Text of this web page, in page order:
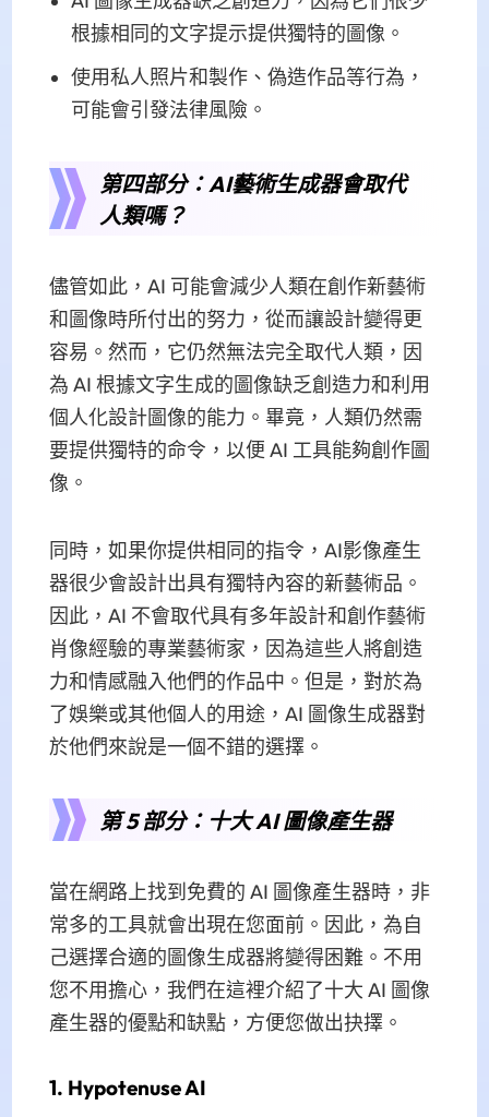
根據相同的文字提示提供獨特的圖像。
使用私人照片和製作、偽造作品等行為，
可能會引發法律風險。
第四部分：AI藝術生成器會取代
人類嗎？
儘管如此，AI 可能會減少人類在創作新藝術
和圖像時所付出的努力，從而讓設計變得更
容易。然而，它仍然無法完全取代人類，因
為 AI 根據文字生成的圖像缺乏創造力和利用
個人化設計圖像的能力。畢竟，人類仍然需
要提供獨特的命令，以便 AI 工具能夠創作圖
像。
同時，如果你提供相同的指令，AI影像產生
器很少會設計出具有獨特內容的新藝術品。
因此，AI 不會取代具有多年設計和創作藝術
肖像經驗的專業藝術家，因為這些人將創造
力和情感融入他們的作品中。但是，對於為
了娛樂或其他個人的用途，AI 圖像生成器對
於他們來說是一個不錯的選擇。
第 5 部分：十大 AI 圖像產生器
當在網路上找到免費的 AI 圖像產生器時，非
常多的工具就會出現在您面前。因此，為自
己選擇合適的圖像生成器將變得困難。不用
您不用擔心，我們在這裡介紹了十大 AI 圖像
產生器的優點和缺點，方便您做出抉擇。
1. Hypotenuse AI